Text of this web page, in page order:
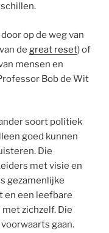
op de weg van
de great reset) of
mensen en
Bob de Wit
soort politiek
goed kunnen
Die
met visie en
gezamenlijke
en een leefbare
zichzelf. Die
gaan.